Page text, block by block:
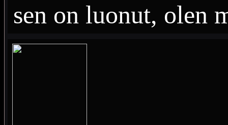
sen on luonut, olen